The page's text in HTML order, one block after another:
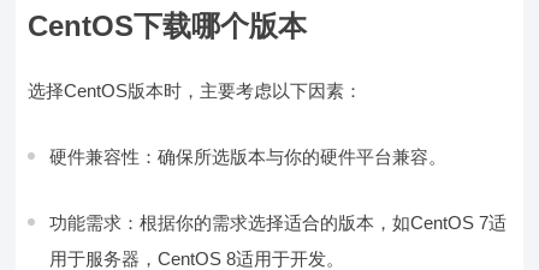
CentOS下载哪个版本
选择CentOS版本时，主要考虑以下因素：
硬件兼容性：确保所选版本与你的硬件平台兼容。
功能需求：根据你的需求选择适合的版本，如CentOS 7适
用于服务器，CentOS 8适用于开发。